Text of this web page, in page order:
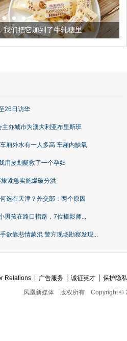
糖里 被列入佛家七宝的
26日访华
办城市为澳大利亚布里斯班
厢外水有一人多高 车厢内缺氧
用皮划艇救了一个孕妇
紧急实施爆破分洪
选在天津？外交部：两个原因
男孩在路口指路，7位摄影师...
欲靠悲情蒙混 警方现场勘察发现...
Relations 广告服务 诚征英才
保护隐
凤凰新媒体
版权所有 Copyright ©